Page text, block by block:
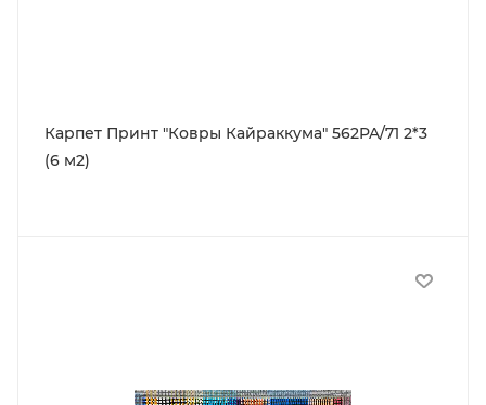
Карпет Принт "Ковры Кайраккума" 562PA/71 2*3
(6 м2)